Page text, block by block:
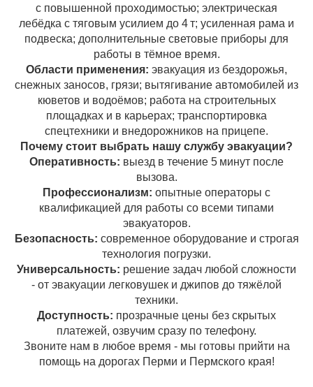
с повышенной проходимостью; электрическая
лебёдка с тяговым усилием до 4 т; усиленная рама и
подвеска; дополнительные световые приборы для
работы в тёмное время.
Области применения: эвакуация из бездорожья,
снежных заносов, грязи; вытягивание автомобилей из
кюветов и водоёмов; работа на строительных
площадках и в карьерах; транспортировка
спецтехники и внедорожников на прицепе.
Почему стоит выбрать нашу службу эвакуации?
Оперативность: выезд в течение 5 минут после
вызова.
Профессионализм: опытные операторы с
квалификацией для работы со всеми типами
эвакуаторов.
Безопасность: современное оборудование и строгая
технология погрузки.
Универсальность: решение задач любой сложности
- от эвакуации легковушек и джипов до тяжёлой
техники.
Доступность: прозрачные цены без скрытых
платежей, озвучим сразу по телефону.
Звоните нам в любое время - мы готовы прийти на
помощь на дорогах Перми и Пермского края!